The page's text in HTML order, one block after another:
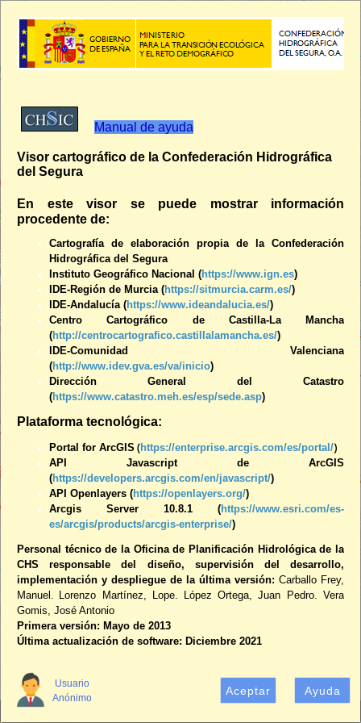
+
–
Manual de ayuda
Visor cartográfico de la Confederación Hidrográfica
del Segura
En este visor se puede mostrar información
procedente de:
Cartografía de elaboración propia de la Confederación
Hidrográfica del Segura
Instituto Geográfico Nacional (https://www.ign.es)
IDE-Región de Murcia (https://sitmurcia.carm.es/)
IDE-Andalucía (https://www.ideandalucia.es/)
Centro Cartográfico de Castilla-La Mancha
(http://centrocartografico.castillalamancha.es/)
IDE-Comunidad Valenciana
(http://www.idev.gva.es/va/inicio)
Dirección General del Catastro
(https://www.catastro.meh.es/esp/sede.asp)
Plataforma tecnológica:
Portal for ArcGIS (https://enterprise.arcgis.com/es/portal/)
API Javascript de ArcGIS
(https://developers.arcgis.com/en/javascript/)
API Openlayers (https://openlayers.org/)
Arcgis Server 10.8.1 (https://www.esri.com/es-
es/arcgis/products/arcgis-enterprise/)
Personal técnico de la Oficina de Planificación Hidrológica de la
CHS responsable del diseño, supervisión del desarrollo,
implementación y despliegue de la última versión: Carballo Frey,
Manuel. Lorenzo Martínez, Lope. López Ortega, Juan Pedro. Vera
Gomis, José Antonio
Primera versión: Mayo de 2013
Última actualización de software: Diciembre 2021
Usuario
Anónimo
Aceptar Ayuda